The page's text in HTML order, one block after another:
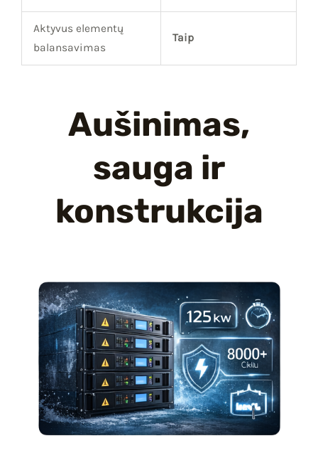
Aktyvus elementų
balansavimas
Taip
Aušinimas,
sauga ir
konstrukcija